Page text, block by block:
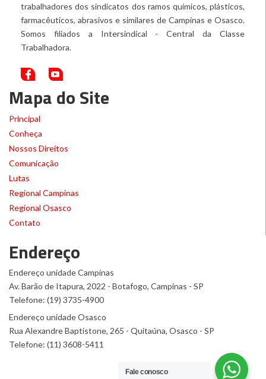
trabalhadores dos sindicatos dos ramos químicos, plásticos,
farmacêuticos, abrasivos e similares de Campinas e Osasco.
Somos filiados a Intersindical - Central da Classe
Trabalhadora.
Mapa do Site
Principal
Conheça
Nossos Direitos
Comunicação
Lutas
Regional Campinas
Regional Osasco
Contato
Endereço
Endereço unidade Campinas
Av. Barão de Itapura, 2022 - Botafogo, Campinas - SP
Telefone: (19) 3735-4900
Endereço unidade Osasco
Rua Alexandre Baptistone, 265 - Quitaúna, Osasco - SP
Telefone: (11) 3608-5411
Fale conosco